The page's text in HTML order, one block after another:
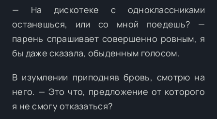
— На дискотеке с одноклассниками
останешься, или со мной поедешь? —
парень спрашивает совершенно ровным, я
бы даже сказала, обыденным голосом.
В изумлении приподняв бровь, смотрю на
него. — Это что, предложение от которого
я не смогу отказаться?